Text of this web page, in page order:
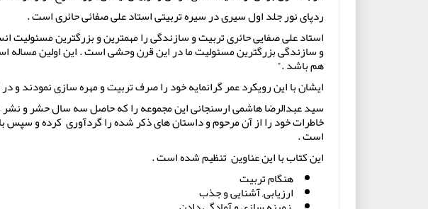
ردپای نور جلد اول سیری در سیره تربیتی استاد علی صفائی حائری است .
استاد علی صفایی حائری تربیت و سازندگی را مهمترین و بزرگترین مسئولیت
و سازندگی بزرگترین مسئولیت ما در این قرن وحشی است . این اولین مساله
هم باشد ."
ایشان با این رویکرد عمر گرانمایه خود را صرف تربیت و مهره سازی نمودند و
سید عبدالرضا هاشمی ارسنجانی این مجموعه را که حاصل سه سال حشر و نشر
خاطرات خود را از آن مرحوم و داستان های ذکر شده را گردآوری کرده و سپس با
است .
این کتاب با این عناوین تنظیم شده است .
هنگام تربیت
ارزیابی, آشنایی و جذب